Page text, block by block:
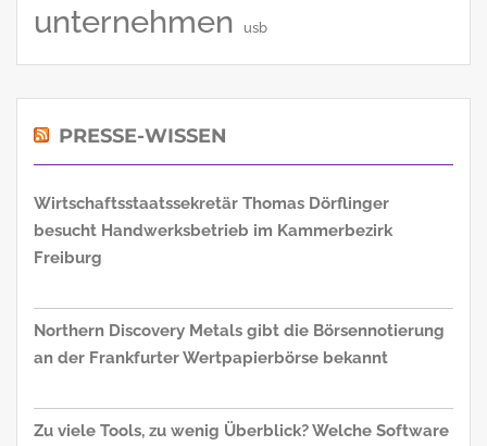
unternehmen usb
PRESSE-WISSEN
Wirtschaftsstaatssekretär Thomas Dörflinger
besucht Handwerksbetrieb im Kammerbezirk
Freiburg
Northern Discovery Metals gibt die Börsennotierung
an der Frankfurter Wertpapierbörse bekannt
Zu viele Tools, zu wenig Überblick? Welche Software